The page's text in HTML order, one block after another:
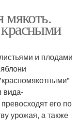
мякоть.
и плодами
вида-
его по
урожая, а также